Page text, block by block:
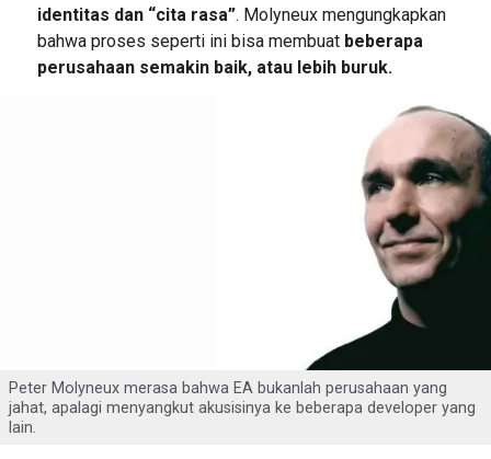
identitas dan “cita rasa”. Molyneux mengungkapkan
bahwa proses seperti ini bisa membuat beberapa
perusahaan semakin baik, atau lebih buruk.
Peter Molyneux merasa bahwa EA bukanlah perusahaan yang
jahat, apalagi menyangkut akusisinya ke beberapa developer yang
lain.